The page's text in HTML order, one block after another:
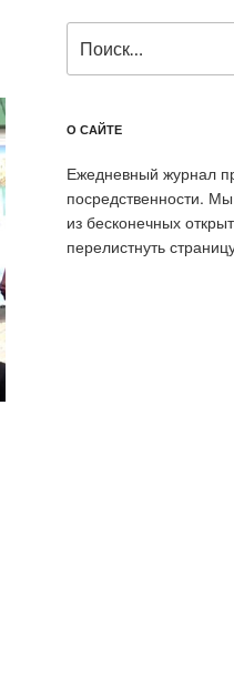
О САЙТЕ
Ежедневный журнал
посредственности.
из бесконечных
перелистнуть